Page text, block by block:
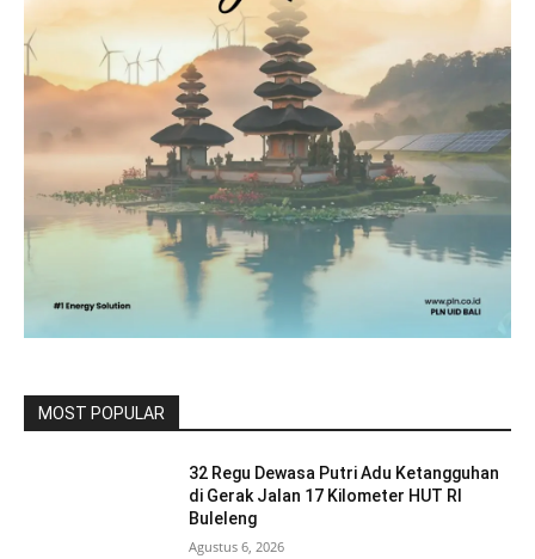
MOST POPULAR
32 Regu Dewasa Putri Adu Ketangguhan
di Gerak Jalan 17 Kilometer HUT RI
Buleleng
Agustus 6, 2026